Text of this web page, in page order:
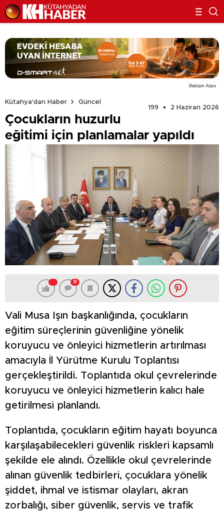
Reklam Alanı
Kütahya'dan Haber
Güncel
199
2 Haziran 2026
Çocukların huzurlu
eğitimi için planlamalar yapıldı
0
Vali Musa Işın başkanlığında, çocukların
eğitim süreçlerinin güvenliğine yönelik
koruyucu ve önleyici hizmetlerin artırılması
amacıyla İl Yürütme Kurulu Toplantısı
gerçekleştirildi. Toplantıda okul çevrelerinde
koruyucu ve önleyici hizmetlerin kalıcı hale
getirilmesi planlandı.
Toplantıda, çocukların eğitim hayatı boyunca
karşılaşabilecekleri güvenlik riskleri kapsamlı
şekilde ele alındı. Özellikle okul çevrelerinde
alınan güvenlik tedbirleri, çocuklara yönelik
şiddet, ihmal ve istismar olayları, akran
zorbalığı, siber güvenlik, servis ve trafik